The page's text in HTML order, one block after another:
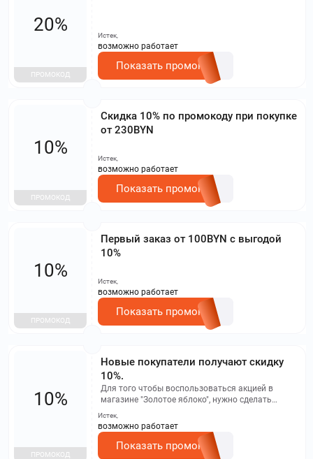
20%
ПРОМОКОД
Истек,
возможно работает
Показать промокод
Скидка 10% по промокоду при покупке
от 230BYN
10%
ПРОМОКОД
Истек,
возможно работает
Показать промокод
Первый заказ от 100BYN с выгодой
10%
10%
ПРОМОКОД
Истек,
возможно работает
Показать промокод
Новые покупатели получают скидку
10%.
Для того чтобы воспользоваться акцией в
магазине "Золотое яблоко", нужно сделать
покупку на 100 рублей или больше. При этом вы
получите 15 дополнительных бонусов
10%
ПРОМОКОД
Истек,
возможно работает
Показать промокод